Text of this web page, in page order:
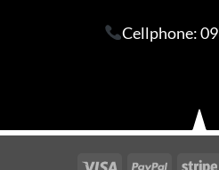
Cellphone:
Visa PayPal